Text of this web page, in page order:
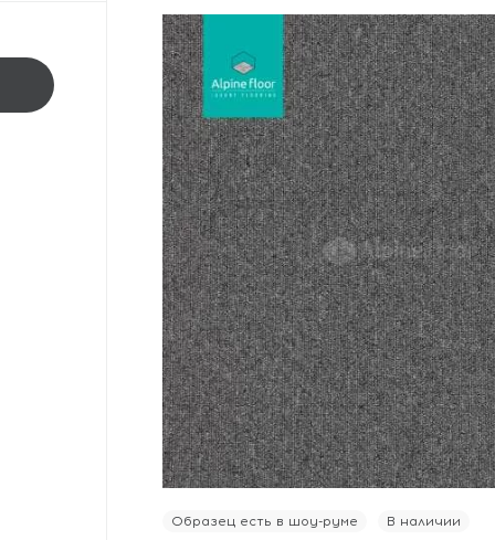
Образец есть в шоу-руме В наличии